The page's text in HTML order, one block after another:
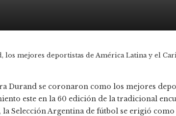
los mejores deportistas de América Latina y el
Durand se coronaron como los mejores
este en la 60 edición de la tradicional
Selección Argentina de fútbol se erigió